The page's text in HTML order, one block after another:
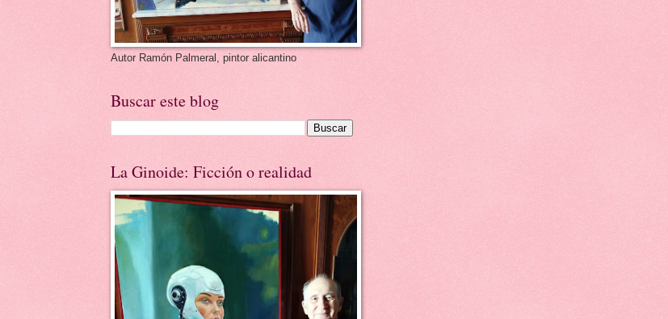
Autor Ramón Palmeral, pintor alicantino
Buscar este blog
La Ginoide: Ficción o realidad